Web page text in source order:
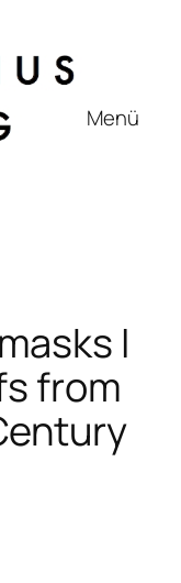
Menü
I
from